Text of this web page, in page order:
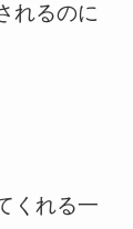
れるのに
くれる一